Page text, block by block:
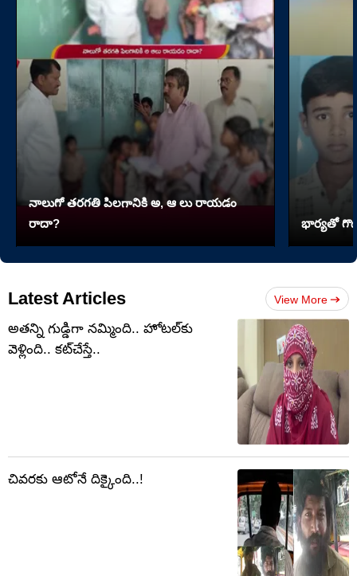
నాలుగో త‌ర‌గతి పిలగానికి అ, ఆ లు రాయ‌డం
రాదా?
భార్యతో
Latest Articles View More
అతన్ని గుడ్డిగా నమ్మింది.. హోటల్‌కు
వెళ్లింది.. కట్‌చేస్తే..
చివరకు ఆటోనే దిక్కైంది..!